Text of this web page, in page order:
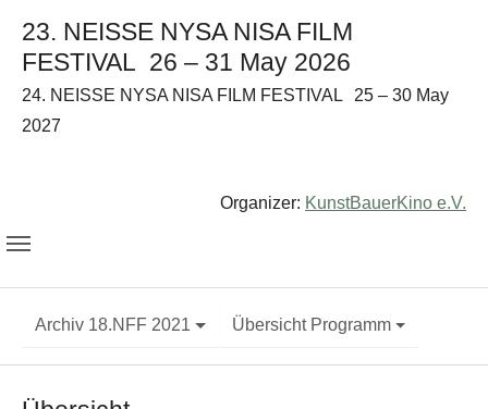
23. NEISSE NYSA NISA FILM
FESTIVAL 26 – 31 May 2026
24. NEISSE NYSA NISA FILM FESTIVAL
25 – 30 May
2027
Organizer: KunstBauerKino e.V.
Archiv 18.NFF 2021 Übersicht Programm